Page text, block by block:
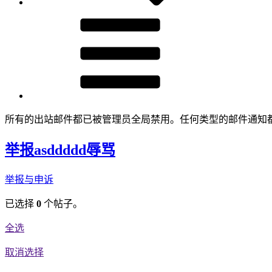
所有的出站邮件都已被管理员全局禁用。任何类型的邮件通知
举报asddddd辱骂
举报与申诉
已选择 0 个帖子。
全选
取消选择